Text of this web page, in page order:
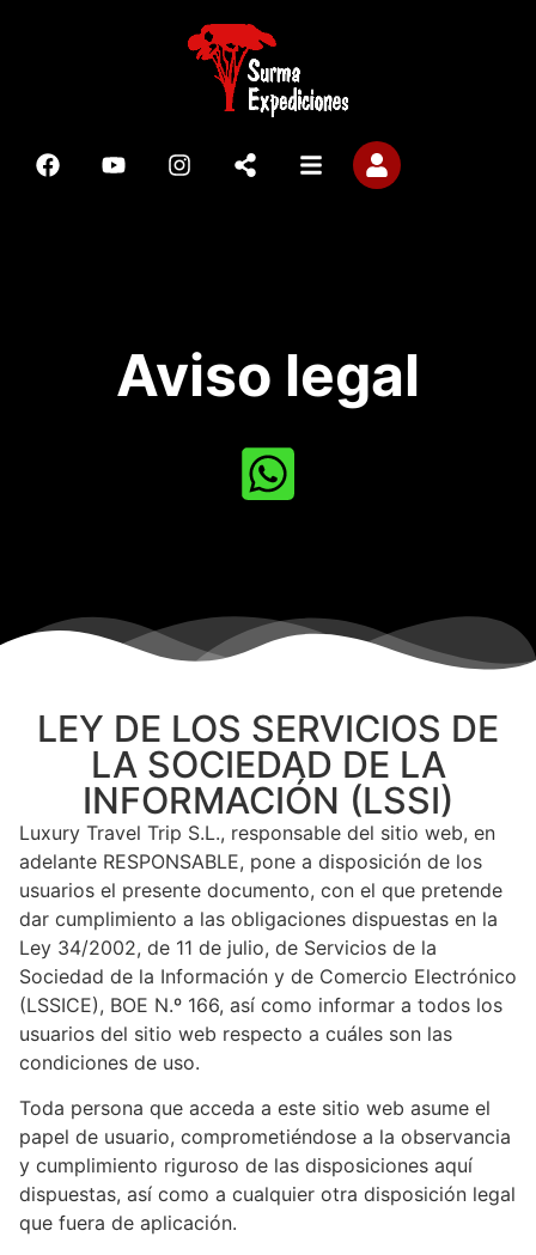
Aviso legal
LEY DE LOS SERVICIOS DE
LA SOCIEDAD DE LA
INFORMACIÓN (LSSI)
Luxury Travel Trip S.L., responsable del sitio web, en
adelante RESPONSABLE, pone a disposición de los
usuarios el presente documento, con el que pretende
dar cumplimiento a las obligaciones dispuestas en la
Ley 34/2002, de 11 de julio, de Servicios de la
Sociedad de la Información y de Comercio Electrónico
(LSSICE), BOE N.º 166, así como informar a todos los
usuarios del sitio web respecto a cuáles son las
condiciones de uso.
Toda persona que acceda a este sitio web asume el
papel de usuario, comprometiéndose a la observancia
y cumplimiento riguroso de las disposiciones aquí
dispuestas, así como a cualquier otra disposición legal
que fuera de aplicación.